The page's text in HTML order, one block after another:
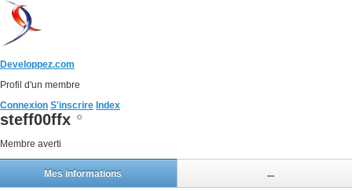
Developpez.com
Profil d'un membre
Connexion S'inscrire Index
steff00ffx
Membre averti
Mes informations ...